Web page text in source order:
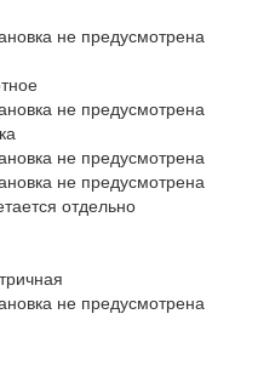
не предусмотрена
не предусмотрена
не предусмотрена
не предусмотрена
отдельно
не предусмотрена